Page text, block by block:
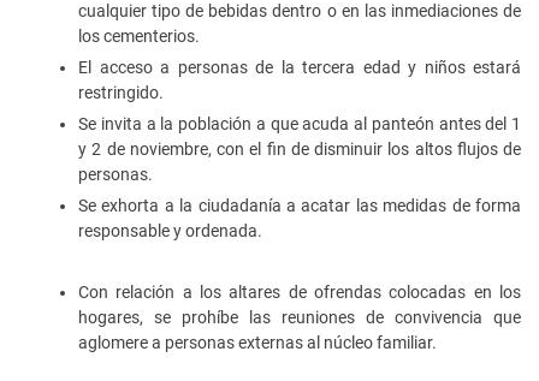
cualquier tipo de bebidas dentro o en las inmediaciones de
los cementerios.
El acceso a personas de la tercera edad y niños estará
restringido.
Se invita a la población a que acuda al panteón antes del 1
y 2 de noviembre, con el fin de disminuir los altos flujos de
personas.
Se exhorta a la ciudadanía a acatar las medidas de forma
responsable y ordenada.
Con relación a los altares de ofrendas colocadas en los
hogares, se prohíbe las reuniones de convivencia que
aglomere a personas externas al núcleo familiar.